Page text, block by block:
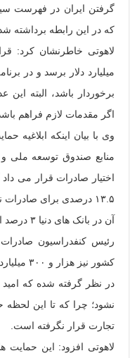
گرفتن ایران در فهرست
که در این رابطه برداشته
برخوردار باشد، البته
اگر مقدمات لازم فراهم
اختیار صادرات قرار می
۱۳.۵ درصدی برای
آن در بانک های دنیا ۳ درصد است.
کشور
نشود؛ چرا که تا این لحظه
تجارت قرار نگرفته است.
لاهوتی افزود: این حمایت